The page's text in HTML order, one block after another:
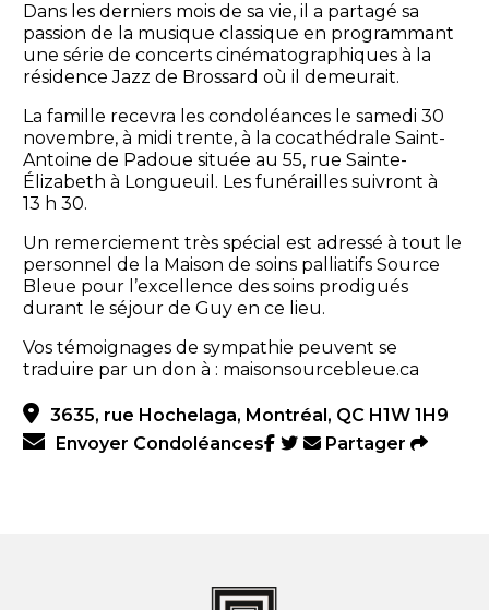
Dans les derniers mois de sa vie, il a partagé sa
passion de la musique classique en programmant
une série de concerts cinématographiques à la
résidence Jazz de Brossard où il demeurait.
La famille recevra les condoléances le samedi 30
novembre, à midi trente, à la cocathédrale Saint-
Antoine de Padoue située au 55, rue Sainte-
Élizabeth à Longueuil. Les funérailles suivront à
13 h 30.
Un remerciement très spécial est adressé à tout le
personnel de la Maison de soins palliatifs Source
Bleue pour l’excellence des soins prodigués
durant le séjour de Guy en ce lieu.
Vos témoignages de sympathie peuvent se
traduire par un don à : maisonsourcebleue.ca
3635, rue Hochelaga, Montréal, QC H1W 1H9
Envoyer Condoléances
Partager